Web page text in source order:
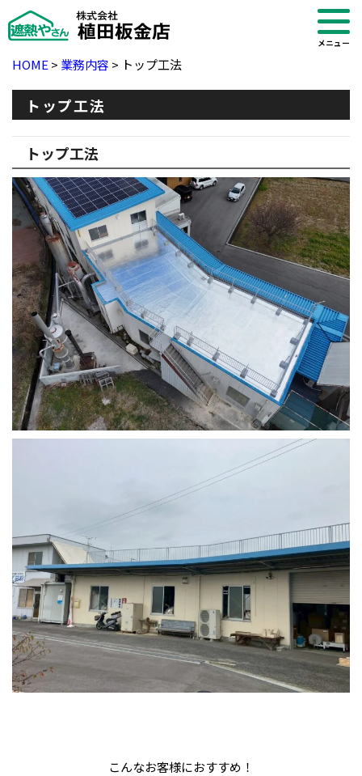
・ブログ
メニュー
HOME > 業務内容 > トップ工法
トップ工法
トップ工法
こんなお客様におすすめ！